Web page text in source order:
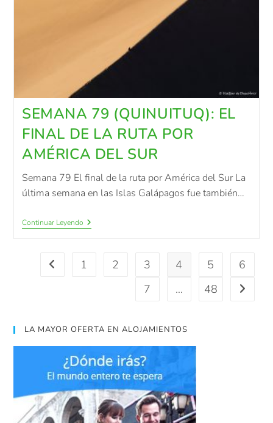
SEMANA 79 (QUINUITUQ): EL
FINAL DE LA RUTA POR
AMÉRICA DEL SUR
Semana 79 El final de la ruta por América del Sur La
última semana en las Islas Galápagos fue también…
Continuar Leyendo
1 2 3 4 5
6
7
… 48
LA MAYOR OFERTA EN ALOJAMIENTOS